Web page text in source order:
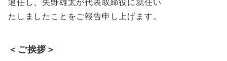
退任し、矢野雄太が代表取締役に就任い
たしましたことをご報告申し上げます。
＜ご挨拶＞